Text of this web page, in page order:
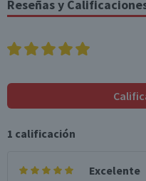
Reseñas y
1 calificación
Excelente